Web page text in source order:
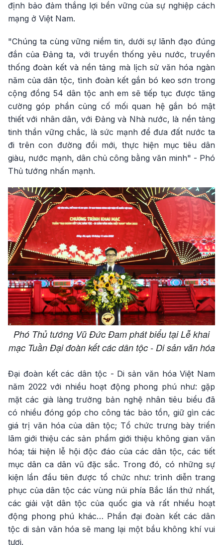
định bảo đảm thắng lợi bền vững của sự nghiệp cách
mạng ở Việt Nam.
"Chúng ta cùng vững niềm tin, dưới sự lãnh đạo đúng
đắn của Đảng ta, với truyền thống yêu nước, truyền
thống đoàn kết và nền tảng mà lịch sử văn hóa ngàn
năm của dân tộc, tình đoàn kết gắn bó keo sơn trong
cộng đồng 54 dân tộc anh em sẽ tiếp tục được tăng
cường góp phần củng cố mối quan hệ gắn bó mật
thiết với nhân dân, với Đảng và Nhà nước, là nền tảng
tinh thần vững chắc, là sức mạnh để đưa đất nước ta
đi trên con đường đổi mới, thực hiện mục tiêu dân
giàu, nước mạnh, dân chủ công bằng văn minh" - Phó
Thủ tướng nhấn mạnh.
Phó Thủ tướng Vũ Đức Đam phát biểu tại Lễ khai
mạc Tuần Đại đoàn kết các dân tộc - Di sản văn hóa
Đại đoàn kết các dân tộc - Di sản văn hóa Việt Nam
năm 2022 với nhiều hoạt động phong phú như: gặp
mặt các già làng trưởng bản nghệ nhân tiêu biểu đã
có nhiều đóng góp cho công tác bảo tồn, giữ gìn các
giá trị văn hóa của dân tộc; Tổ chức trưng bày triển
lãm giới thiệu các sản phẩm giới thiệu không gian văn
hóa; tái hiện lễ hội độc đáo của các dân tộc, các tiết
mục dân ca dân vũ đặc sắc. Trong đó, có những sự
kiện lần đầu tiên được tổ chức như: trình diễn trang
phục của dân tộc các vùng núi phía Bắc lần thứ nhất,
các giải vật dân tộc của quốc gia và rất nhiều hoạt
động phong phú khác… Phần đại đoàn kết các dân
tộc di sản văn hóa sẽ mang lại một bầu không khí vui
tươi.